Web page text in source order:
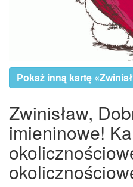
Pokaż inną kartę
Zwinisław,
imieninowe!